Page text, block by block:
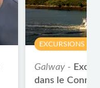
EXCURSIONS À
Galway -
dans le